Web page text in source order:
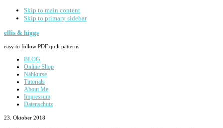
Skip to main content
Skip to primary sidebar
ellis & higgs
easy to follow PDF quilt patterns
BLOG
Online Shop
Nähkurse
Tutorials
About Me
Impressum
Datenschutz
23. Oktober 2018